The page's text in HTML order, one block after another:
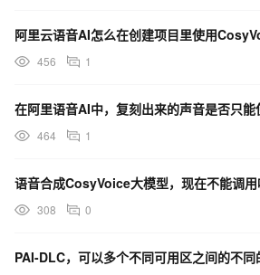
阿里云语音AI怎么在创建项目里使用
456 1
464 1
语音合成CosyVoice大模型，现在不能调用
308 0